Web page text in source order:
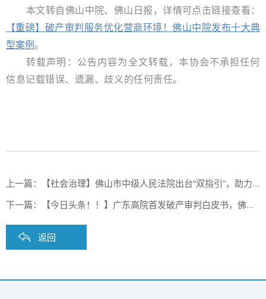
国家产业政策要求、具有市场价值的民营企业恢复生
机。两家企业通过合并重整，生产经营模式和主营业务
得以维持，182个工作岗位得以保留，
保障，实现了法律效果和社会效果的有机统一。
本文转自佛山中院、佛山日报，详情可点击链接查看：
【重磅】破产审判服务优化营商环境！佛山中院发布十大典
型案例 。
转载声明：公告内容为全文转载，本协会不承担任何
信息记载错误、遗漏、歧义的任何责任。
上一篇：
【社会治理】佛山市中级人民法院出台“双指引”，助力破产办理提速降费
下一篇：
【今日头条！！】广东高院首发破产审判白皮书，佛山两案入选十大典型案例
返回